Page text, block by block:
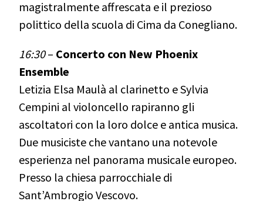
magistralmente affrescata e il prezioso
polittico della scuola di Cima da Conegliano.
16:30– Concerto con New Phoenix
Ensemble
Letizia Elsa Maulà al clarinetto e Sylvia
Cempini al violoncello rapiranno gli
ascoltatori con la loro dolce e antica musica.
Due musiciste che vantano una notevole
esperienza nel panorama musicale europeo.
Presso la chiesa parrocchiale di
Sant’Ambrogio Vescovo.